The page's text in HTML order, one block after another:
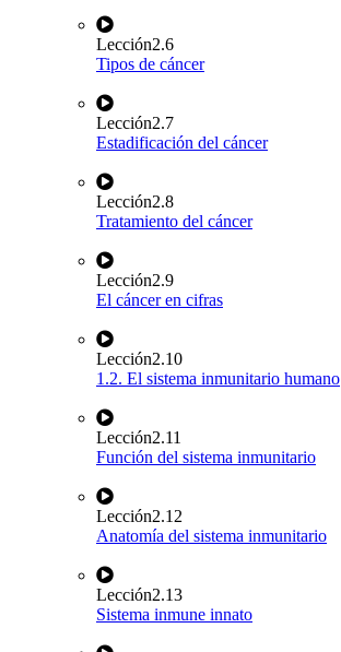
Lección2.6
Tipos de cáncer
Lección2.7
Estadificación del cáncer
Lección2.8
Tratamiento del cáncer
Lección2.9
El cáncer en cifras
Lección2.10
1.2. El sistema inmunitario humano
Lección2.11
Función del sistema inmunitario
Lección2.12
Anatomía del sistema inmunitario
Lección2.13
Sistema inmune innato